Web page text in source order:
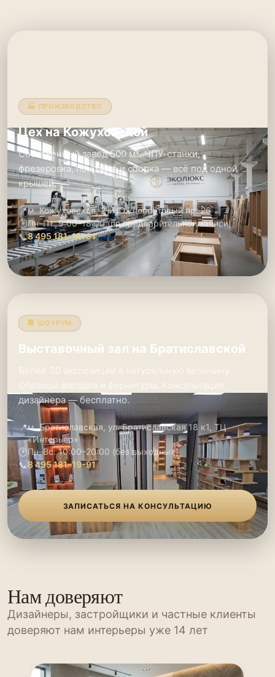
🏭 ПРОИЗВОДСТВО
Цех на Кожуховской
Собственный завод 500 м². ЧПУ-станки,
фрезеровка, покраска и сборка — всё под одной
крышей.
📍м. Кожуховская, 2-й Южнопортовый пр. 26
🕑Пн–Пт: 9:00–18:00 (по предварительной записи)
📞8 495 181-19-91
🏢 ШОУРУМ
Выставочный зал на Братиславской
Более 30 экспозиций в натуральную величину.
Образцы фасадов и фурнитуры. Консультация
дизайнера — бесплатно.
📍м. Братиславская, ул. Братиславская 18 к1, ТЦ
«Интерьер»
🕑Пн–Вс: 10:00–20:00 (без выходных)
📞8 495 181-19-91
ЗАПИСАТЬСЯ НА КОНСУЛЬТАЦИЮ
Нам доверяют
Дизайнеры, застройщики и частные клиенты
доверяют нам интерьеры уже 14 лет